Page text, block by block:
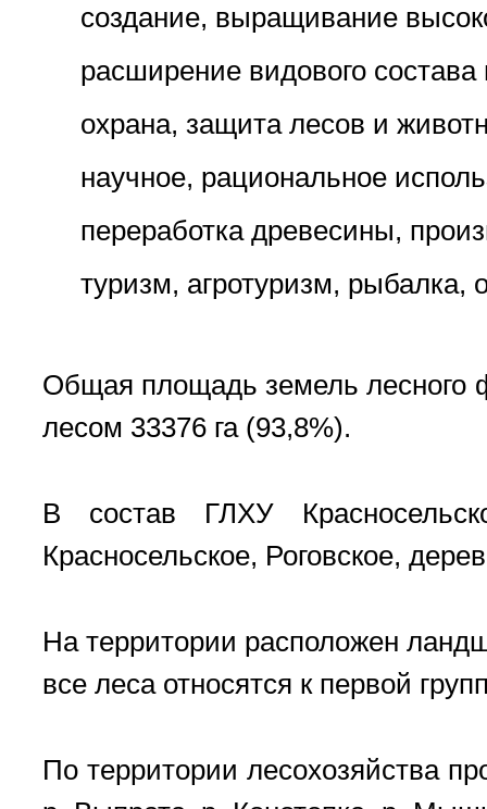
создание, выращивание
расширение видового
охрана, защита лесов и
научное, рациональное
переработка древесины,
туризм, агротуризм, рыбалка,
Общая площадь земель лесного
лесом 33376 га (93,8%).
В состав ГЛХУ
Красносельское, Роговское,
На территории расположен
все леса относятся к первой
По территории лесохозяйства